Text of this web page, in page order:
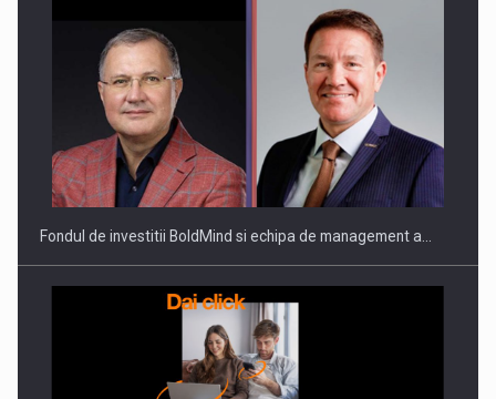
Fondul de investitii BoldMind si echipa de management a…